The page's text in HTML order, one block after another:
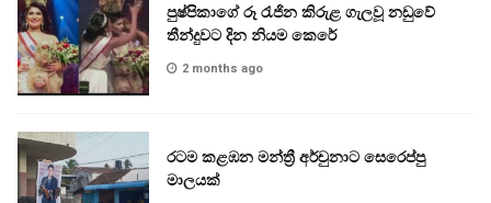
පුෂ්පිකාගේ රූ රැජින කිරුළ ගැලවූ නඩුවේ
තීන්දුවට දින නියම කෙරේ
2 months ago
රටම කළඹන මන්ත්‍රී අර්චුනාට සෙරෙප්පු
මාලයක්